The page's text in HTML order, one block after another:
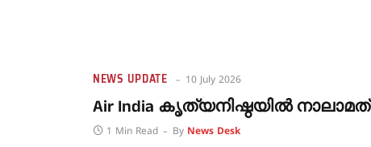
NEWS UPDATE 10 July 2026
Air India കൃത്യനിഷ്ഠയിൽ നാലാമത്
1 Min Read By News Desk